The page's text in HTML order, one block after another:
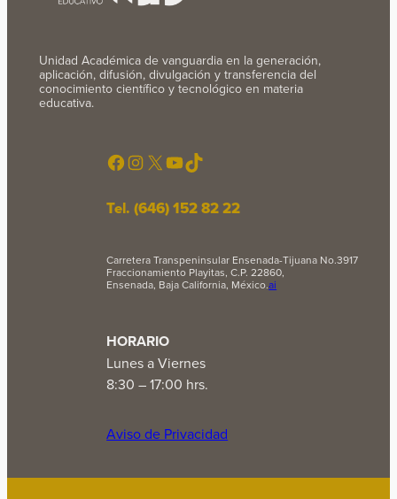
Unidad Académica de vanguardia en la generación,
aplicación, difusión, divulgación y transferencia del
conocimiento científico y tecnológico en materia
educativa.
Facebook Instagram X YouTube TikTok
Tel. (646) 152 82 22
Carretera Transpeninsular Ensenada-Tijuana No.3917
Fraccionamiento Playitas, C.P. 22860,
Ensenada, Baja California, México.ai
HORARIO
Lunes a Viernes
8:30 – 17:00 hrs.
Aviso de Privacidad